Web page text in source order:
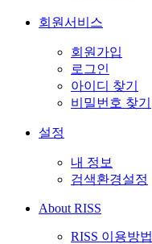
회원서비스
회원가입
로그인
아이디 찾기
비밀번호 찾기
설정
내 정보
검색환경설정
About RISS
RISS 이용방법